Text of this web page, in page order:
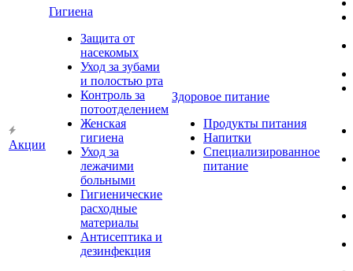
Акции
Гигиена
Защита от
насекомых
Уход за зубами
и полостью рта
Контроль за
потоотделением
Женская
гигиена
Уход за
лежачими
больными
Гигиенические
расходные
материалы
Антисептика и
дезинфекция
Здоровое питание
Продукты питания
Напитки
Специализированное
питание